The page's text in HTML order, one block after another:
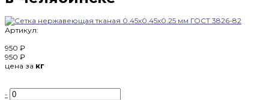
Артикул:
950 ₽
950 ₽
цена за кг
-